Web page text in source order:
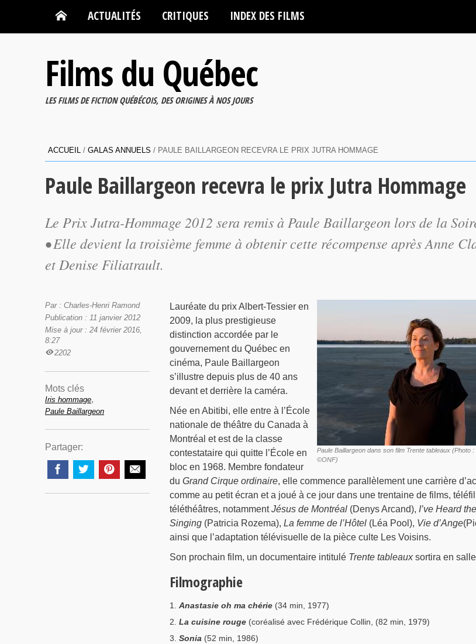
ACTUALITÉS CRITIQUES INDEX DES FILMS
Films du Québec
LES FILMS DE FICTION QUÉBÉCOIS, DES ORIGINES À NOS JOURS
ACCUEIL / GALAS ANNUELS / PAULE BAILLARGEON RECEVRA LE PRIX JUTRA HOMMAGE
Paule Baillargeon recevra le prix Jutra Hommage
Le Prix Jutra-Hommage 2012 sera remis à Paule Baillargeon lors de la
• Elle devient la troisième femme à obtenir cette récompense après Anne
et Denise Filiatrault.
Paule Baillargeon dans son film Trente tableaux (Photo
©ONF)
Lauréate du prix Albert-Tessier en
2009, la plus prestigieuse
distinction accordée par le
gouvernement du Québec en
cinéma, Paule Baillargeon
s’illustre depuis plus de 40 ans
devant et derrière la caméra.
Née en Abitibi, elle entre à l’École
nationale de théâtre du Canada à
Montréal et est de la classe
contestataire qui quitte l’École en
bloc en 1968. Membre fondateur
du Grand Cirque ordinaire, elle commence parallèlement une carrière
comme au petit écran et a joué à ce jour dans une trentaine de films,
téléthéâtres, notammentJésus de Montréal(Denys Arcand), I’ve Heard
Singing(Patricia Rozema), La femme de l’Hôtel(Léa Pool), Vie d’Ange
ainsi que l’adaptation télévisuelle de la pièce culte Les Voisins.
Son prochain film, un documentaire intitulé Trente tableauxsortira en
Filmographie
Anastasie oh ma chérie (34 min, 1977)
La cuisine rouge(coréalisé avec Frédérique Collin, (82 min, 1979)
Sonia (52 min, 1986)
Par : Charles-Henri Ramond
Publication : 11 janvier 2012
Mise à jour : 24 février 2016,
8:27
2202
Mots clés
Iris hommage,
Paule Baillargeon
Partager: